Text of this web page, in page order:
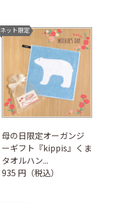
ネット限定
母の日限定オーガンジ
ーギフト『kippis』くま
タオルハン...
935 円（税込）